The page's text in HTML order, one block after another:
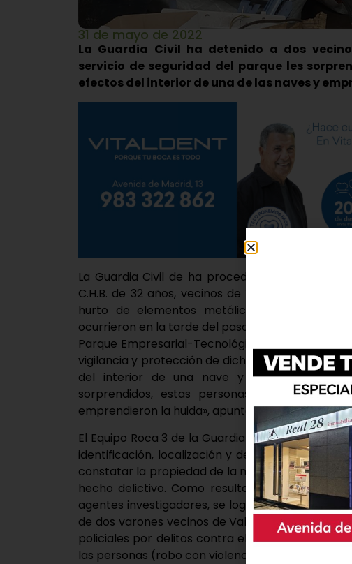
31 de mayo de 2022
La Guardia Civil ha detenido a dos
servicio de seguridad del parque les
efectos del interior de una de las naves y
La Guardia Civil de ha procedido a la detención
C.H.B. de 32 años, vecinos de Valladolid a los
hurto de elementos metálicos que
ocurrieron en la tarde del pasado 3 de mayo, en el
Parque Empresarial-Tecnológico de Boecillo,
vigilancia y protección de dicho parque,
del interior de una nave y los estaban
sorprendidos, estas personas se subieron
emprendieron la huida», apuntan fuentes
El Equipo Roca 3 de la Guardia Civil de
identificación, localización y detención de los
constatar la propiedad de la nave, siendo
hecho delictivo. Como resultado de las
agentes investigadores, se logró determinar la
de dos varones vecinos de Valladolid, «a los
policiales por delitos contra el patrimonio por
las personas (robo con violencia e intimidación)».